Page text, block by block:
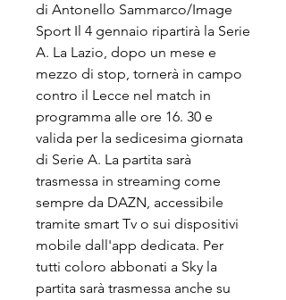
di Antonello Sammarco/Image
Sport Il 4 gennaio ripartirà la Serie
A. La Lazio, dopo un mese e
mezzo di stop, tornerà in campo
contro il Lecce nel match in
programma alle ore 16. 30 e
valida per la sedicesima giornata
di Serie A. La partita sarà
trasmessa in streaming come
sempre da DAZN, accessibile
tramite smart Tv o sui dispositivi
mobile dall'app dedicata. Per
tutti coloro abbonati a Sky la
partita sarà trasmessa anche su